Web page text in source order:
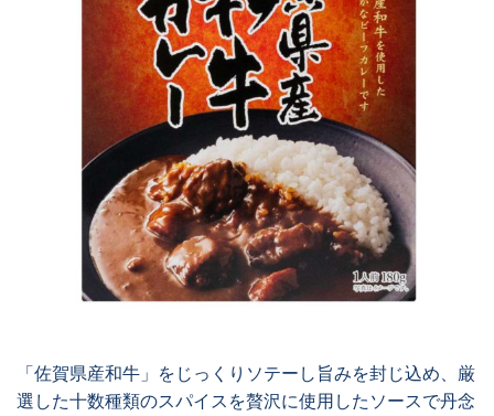
「佐賀県産和牛」をじっくりソテーし旨みを封じ込め、厳
選した十数種類のスパイスを贅沢に使用したソースで丹念